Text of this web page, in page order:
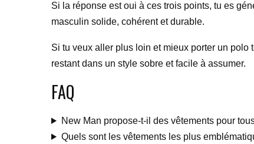
Si la réponse est oui à ces trois points, tu es
masculin solide, cohérent et durable.
Si tu veux aller plus loin et mieux porter un polo
restant dans un style sobre et facile à assumer.
FAQ
New Man propose-t-il des vêtements pour
Quels sont les vêtements les plus